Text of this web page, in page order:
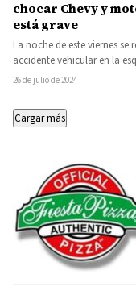
chocar Chevy y
está grave
La noche de este viernes se
accidente vehicular en la
Av. Revolución Sur con…
26 de julio de 2024
Cargar más